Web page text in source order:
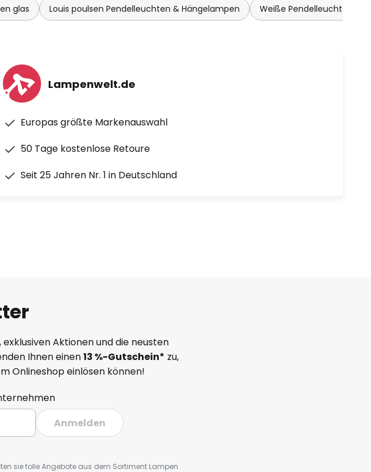
glas Louis poulsen Pendelleuchten & Hängelampen Weiße Pendelleuchten &
Lampenwelt.de
Europas größte Markenauswahl
50 Tage kostenlose Retoure
Seit 25 Jahren Nr. 1 in Deutschland
Aktionen und die neusten
Ihnen einen13 %-Gutschein* zu,
Onlineshop einlösen können!
Anmelden
sie tolle Angebote aus dem Sortiment Lampen